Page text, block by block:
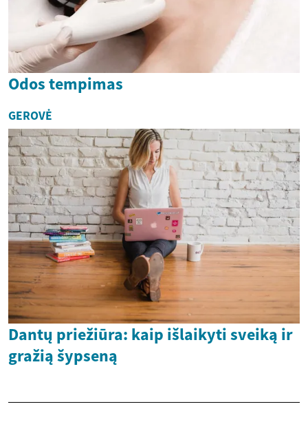
Odos tempimas
GEROVĖ
Dantų priežiūra: kaip išlaikyti sveiką ir
gražią šypseną